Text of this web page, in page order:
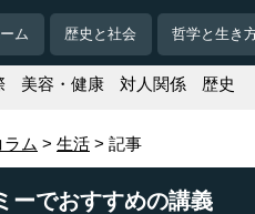
ム 歴史と社会 哲学と生き
美容・健康 対人関係 歴史
ラム 生活 記事
ーでおすすめの講義